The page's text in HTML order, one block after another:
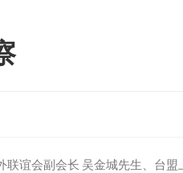
谊会副会长 吴金城先生、台盟